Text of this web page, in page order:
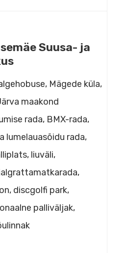
Suusa- ja
Mägede küla,
maakond
rada, BMX-rada,
lumelauasõidu rada,
liuväli,
discgolfi park,
palliväljak,